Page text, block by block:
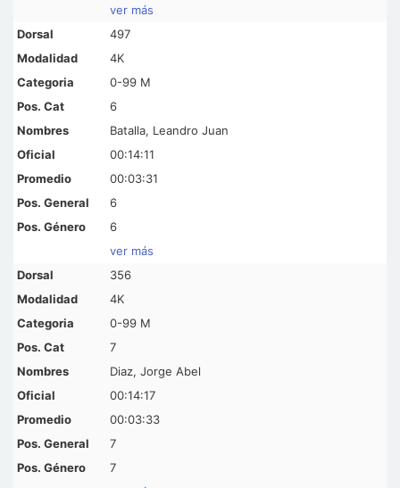
ver más
497
4K
0-99 M
6
Batalla, Leandro Juan
00:14:11
00:03:31
6
6
ver más
356
4K
0-99 M
7
Diaz, Jorge Abel
00:14:17
00:03:33
7
7